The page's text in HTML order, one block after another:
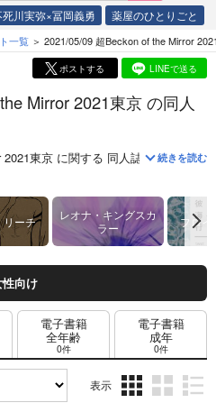
死川実弥×冨岡義勇 薬屋のひとりごと
一覧 2021/05/09 超Beckon of the Mirror
ポストする LINEで送る
Mirror 2021東京 の同人
東京 に関する 同人誌 は、323件お
続きを読む
リーチ
レオナ・キングスカ
ラー
フロイ
向け
電子書籍
全年齢
0件
電子書籍
成年
0件
表示